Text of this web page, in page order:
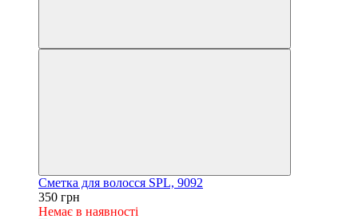
Сметка для волосся SPL, 9092
350 грн
Немає в наявності